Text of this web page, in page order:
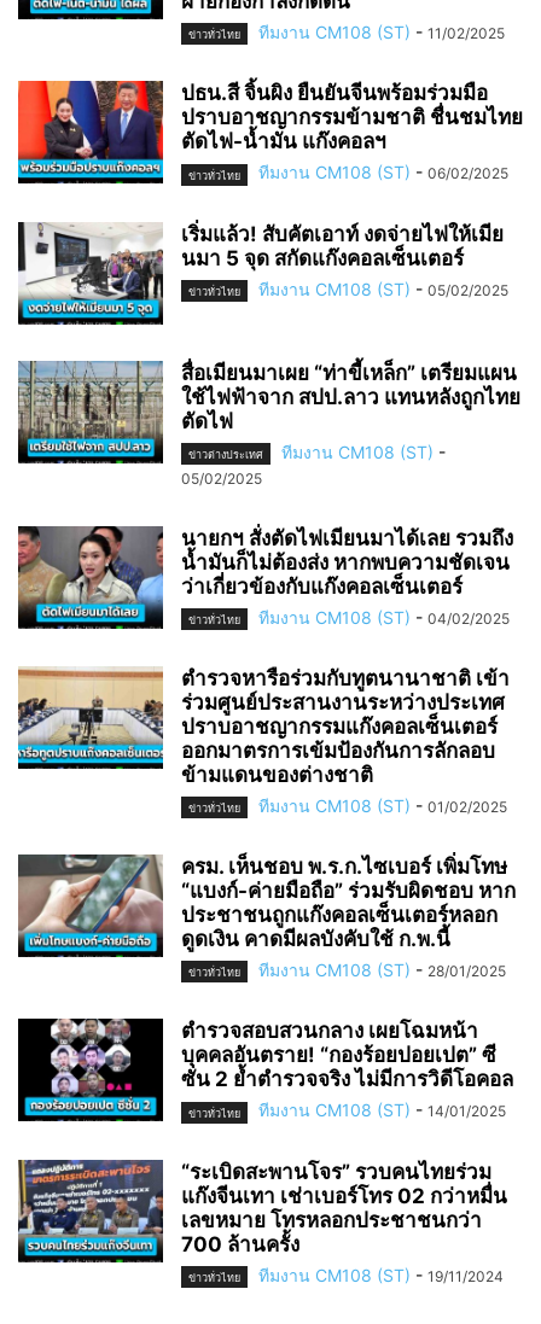
ข่าวทั่วไทย ทีมงาน CM108 (ST) - 11/02/2025
ปธน.สี จิ้นผิง ยืนยันจีนพร้อมร่วมมือ
ปราบอาชญากรรมข้ามชาติ ชื่นชมไทย
ตัดไฟ-น้ำมัน แก๊งคอลฯ
ข่าวทั่วไทย ทีมงาน CM108 (ST) - 06/02/2025
เริ่มแล้ว! สับคัตเอาท์ งดจ่ายไฟให้เมีย
นมา 5 จุด สกัดแก๊งคอลเซ็นเตอร์
ข่าวทั่วไทย ทีมงาน CM108 (ST) - 05/02/2025
สื่อเมียนมาเผย “ท่าขี้เหล็ก” เตรียมแผน
ใช้ไฟฟ้าจาก สปป.ลาว แทนหลังถูกไทย
ตัดไฟ
ข่าวต่างประเทศ ทีมงาน CM108 (ST) -
05/02/2025
นายกฯ สั่งตัดไฟเมียนมาได้เลย รวมถึง
น้ำมันก็ไม่ต้องส่ง หากพบความชัดเจน
ว่าเกี่ยวข้องกับแก๊งคอลเซ็นเตอร์
ข่าวทั่วไทย ทีมงาน CM108 (ST) - 04/02/2025
ตำรวจหารือร่วมกับทูตนานาชาติ เข้า
ร่วมศูนย์ประสานงานระหว่างประเทศ
ปราบอาชญากรรมแก๊งคอลเซ็นเตอร์
ออกมาตรการเข้มป้องกันการลักลอบ
ข้ามแดนของต่างชาติ
ข่าวทั่วไทย ทีมงาน CM108 (ST) - 01/02/2025
ครม. เห็นชอบ พ.ร.ก.ไซเบอร์ เพิ่มโทษ
“แบงก์-ค่ายมือถือ” ร่วมรับผิดชอบ หาก
ประชาชนถูกแก๊งคอลเซ็นเตอร์หลอก
ดูดเงิน คาดมีผลบังคับใช้ ก.พ.นี้
ข่าวทั่วไทย ทีมงาน CM108 (ST) - 28/01/2025
ตำรวจสอบสวนกลาง เผยโฉมหน้า
บุคคลอันตราย! “กองร้อยปอยเปต” ซี
ซั่น 2 ย้ำตำรวจจริง ไม่มีการวิดีโอคอล
ข่าวทั่วไทย ทีมงาน CM108 (ST) - 14/01/2025
“ระเบิดสะพานโจร” รวบคนไทยร่วม
แก๊งจีนเทา เช่าเบอร์โทร 02 กว่าหมื่น
เลขหมาย โทรหลอกประชาชนกว่า
700 ล้านครั้ง
ข่าวทั่วไทย ทีมงาน CM108 (ST) - 19/11/2024